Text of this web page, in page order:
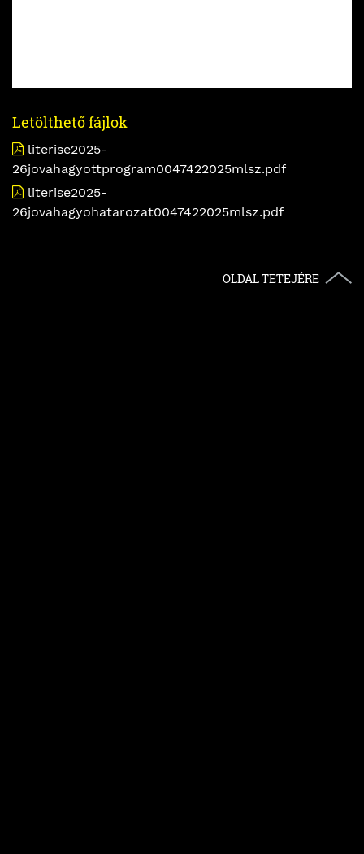
Letölthető fájlok
literise2025-
26jovahagyottprogram0047422025mlsz.pdf
literise2025-
26jovahagyohatarozat0047422025mlsz.pdf
OLDAL TETEJÉRE